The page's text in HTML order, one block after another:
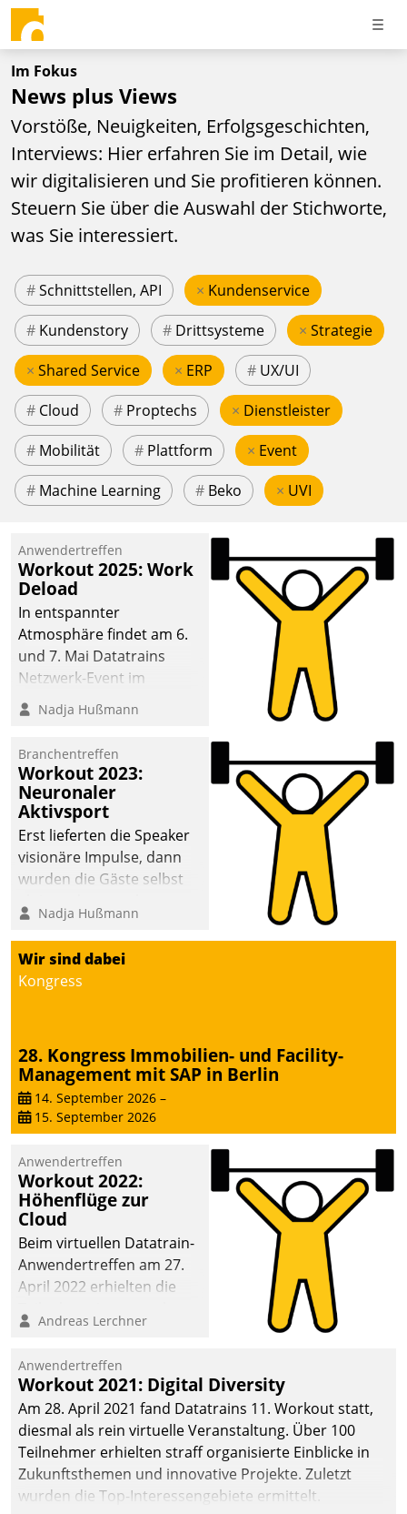
Im Fokus
News plus Views
Vorstöße, Neuigkeiten, Erfolgsgeschichten,
Interviews: Hier erfahren Sie im Detail, wie
wir digitalisieren und Sie profitieren können.
Steuern Sie über die Auswahl der Stichworte,
was Sie interessiert.
#Schnittstellen, API × Kundenservice
# Kundenstory # Drittsysteme × Strategie
× Shared Service × ERP # UX/UI
# Cloud # Proptechs × Dienstleister
# Mobilität # Plattform × Event
# Machine Learning # Beko × UVI
Anwendertreffen
Workout 2025: Work
Deload
In entspannter
Atmosphäre findet am 6.
und 7. Mai Datatrains
Netzwerk-Event im
Kunden- und Partnerkreis
statt. Zentrale Frage: Wie
Mammutprojekte
meistern und Workloads
wuppen – bei zunehmend
anspruchsvollen
Aufgaben und
abnehmendem
Nadja Hußmann
Branchentreffen
Workout 2023:
Neuronaler
Aktivsport
Erst lieferten die Speaker
visionäre Impulse, dann
wurden die Gäste selbst
methodisch
Vernetzungsideen fürs
Quartier. Dazwischen
zeigte Datatrain, was es
Nadja Hußmann
Wir sind dabei
Kongress
28. Kongress Immobilien- und Facility-
Management mit SAP in Berlin
14. September 2026 –
15. September 2026
Anwendertreffen
Workout 2022:
Höhenflüge zur
Cloud
Beim virtuellen Datatrain-
Anwendertreffen am 27.
April 2022 erhielten die
Teilnehmer kurzweilige
Cloud-Strategien und -
Lösungen mit hohem
Zukunftspotenzial.
Andreas Lerchner
Anwendertreffen
Workout 2021: Digital Diversity
Am 28. April 2021 fand Datatrains 11. Workout statt,
diesmal als rein virtuelle Veranstaltung. Über 100
Teilnehmer erhielten straff organisierte Einblicke in
Zukunftsthemen und innovative Projekte. Zuletzt
wurden die Top-Interessengebiete ermittelt.